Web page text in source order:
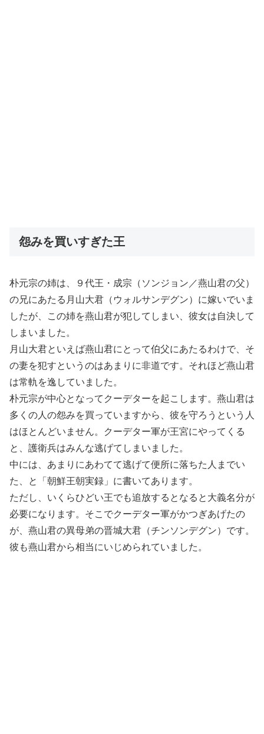
怨みを買いすぎた王
朴元宗の姉は、９代王・成宗（ソンジョン／燕山君の父）
の兄にあたる月山大君（ウォルサンデグン）に嫁いでいま
したが、この姉を燕山君が犯してしまい、彼女は自決して
しまいました。
月山大君といえば燕山君にとって伯父にあたるわけで、そ
の妻を犯すというのはあまりに非道です。それほど燕山君
は常軌を逸していました。
朴元宗が中心となってクーデターを起こします。燕山君は
多くの人の怨みを買っていますから、彼を守ろうという人
はほとんどいません。クーデター軍が王宮にやってくる
と、護衛兵はみんな逃げてしまいました。
中には、あまりにあわてて逃げて便所に落ちた人までい
た、と「朝鮮王朝実録」に書いてあります。
ただし、いくらひどい王でも追放するとなると大義名分が
必要になります。そこでクーデター軍がかつぎあげたの
が、燕山君の異母弟の晋城大君（チンソンデグン）です。
彼も燕山君から相当にいじめられていました。